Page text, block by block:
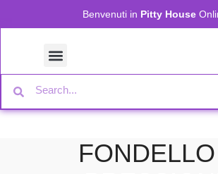
Benvenuti in Pitty House